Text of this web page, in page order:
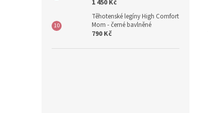
1 450 Kč
Těhotenské legíny High Comfort
Mom - černé bavlněné
790 Kč